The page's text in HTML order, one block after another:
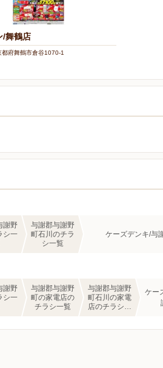
/舞鶴店
府舞鶴市倉谷1070-1
謝野
シ一
与謝郡与謝野
町石川のチラ
シ一覧
ケーズデンキ/与
謝野
シ一
与謝郡与謝野
町の家電店の
チラシ一覧
与謝郡与謝野
町石川の家電
店のチラシ一
ケー